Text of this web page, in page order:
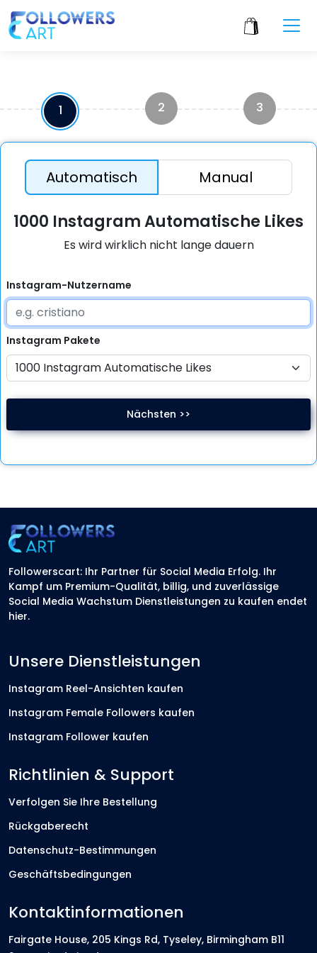
1 2 3
Automatisch Manual
1000 Instagram Automatische Likes
Es wird wirklich nicht lange dauern
Instagram-Nutzername
Instagram Pakete
Nächsten >>
Followerscart: Ihr Partner für Social Media Erfolg. Ihr
Kampf um Premium-Qualität, billig, und zuverlässige
Social Media Wachstum Dienstleistungen zu kaufen endet
hier.
Unsere Dienstleistungen
Instagram Reel-Ansichten kaufen
Instagram Female Followers kaufen
Instagram Follower kaufen
Richtlinien & Support
Verfolgen Sie Ihre Bestellung
Rückgaberecht
Datenschutz-Bestimmungen
Geschäftsbedingungen
Kontaktinformationen
Fairgate House, 205 Kings Rd, Tyseley, Birmingham B11